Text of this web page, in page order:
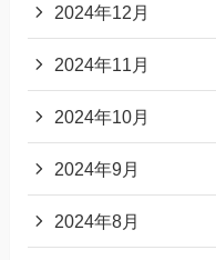
2024年12月
2024年11月
2024年10月
2024年9月
2024年8月